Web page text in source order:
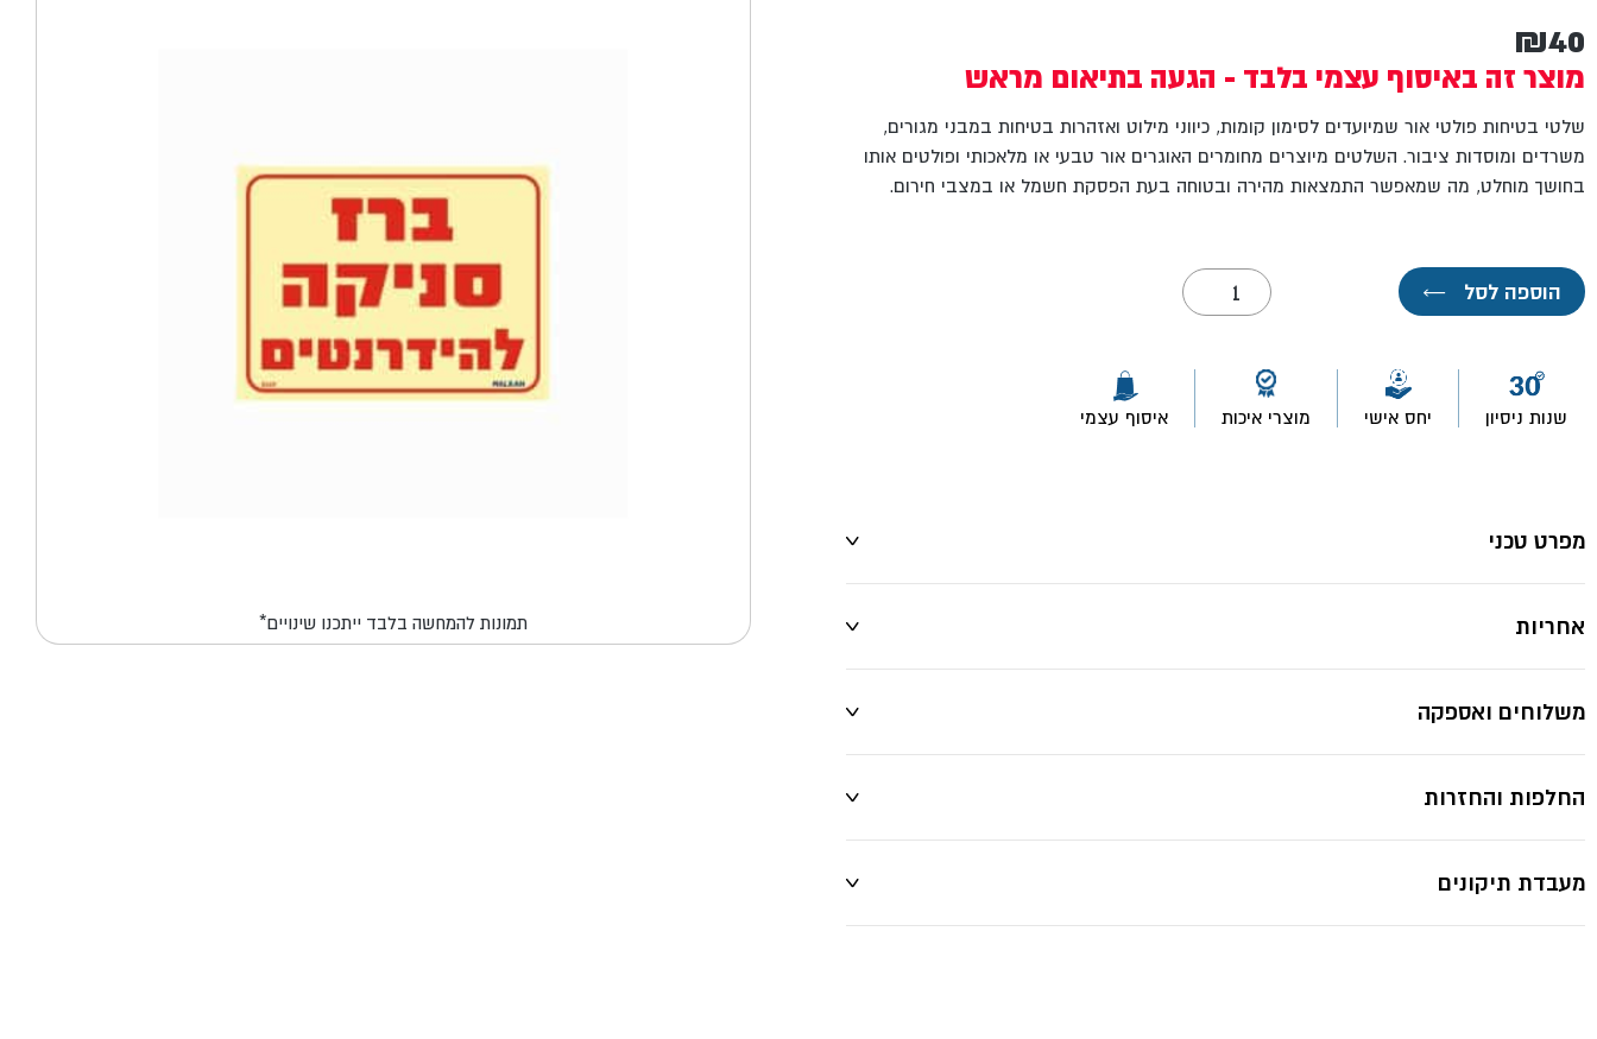
₪40
מוצר זה באיסוף עצמי בלבד - הגעה בתיאום מראש
שלטי בטיחות פולטי אור שמיועדים לסימון קומות, כיווני מילוט ואזהרות בטיחות במבני מגורים,
משרדים ומוסדות ציבור. השלטים מיוצרים מחומרים האוגרים אור טבעי או מלאכותי ופולטים אותו
בחושך מוחלט, מה שמאפשר התמצאות מהירה ובטוחה בעת הפסקת חשמל או במצבי חירום.
הוספה לסל ←
כמות
של
שלט
סניקה
שנות ניסיון יחס אישי מוצרי איכות איסוף עצמי
מפרט טכני
אחריות
משלוחים ואספקה
החלפות והחזרות
מעבדת תיקונים
*תמונות להמחשה בלבד ייתכנו שינויים